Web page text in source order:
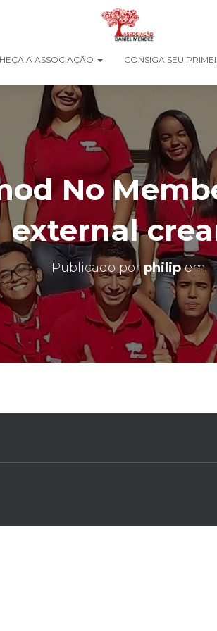
A ASSOCIAÇÃO CONSIGA SEU
No
external
Publicado por philipem